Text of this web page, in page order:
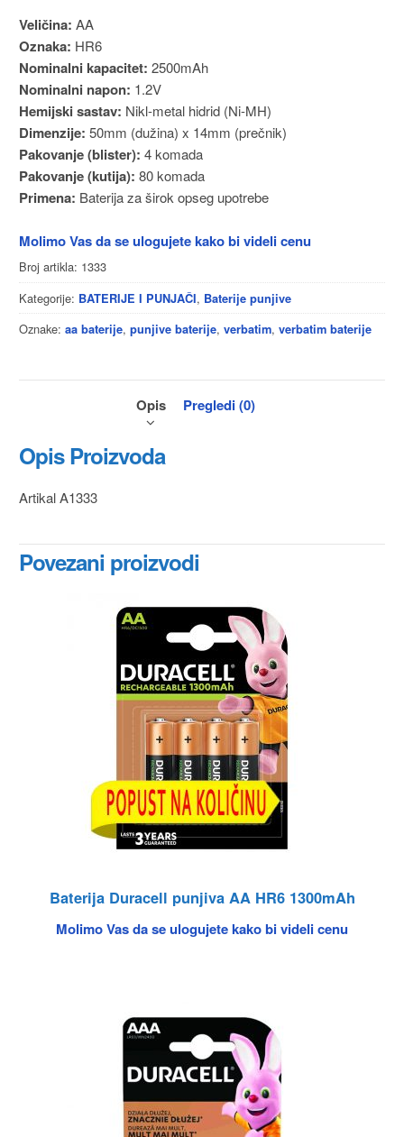
Veličina: AA
Oznaka: HR6
Nominalni kapacitet: 2500mAh
Nominalni napon: 1.2V
Hemijski sastav: Nikl-metal hidrid (Ni-MH)
Dimenzije: 50mm (dužina) x 14mm (prečnik)
Pakovanje (blister): 4 komada
Pakovanje (kutija): 80 komada
Primena: Baterija za širok opseg upotrebe
Molimo Vas da se ulogujete kako bi videli cenu
Broj artikla: 1333
Kategorije: BATERIJE I PUNJAČI, Baterije punjive
Oznake: aa baterije, punjive baterije, verbatim, verbatim baterije
Opis Pregledi (0)
Opis Proizvoda
Artikal A1333
Povezani proizvodi
Baterija Duracell punjiva AA HR6 1300mAh
Molimo Vas da se ulogujete kako bi videli cenu